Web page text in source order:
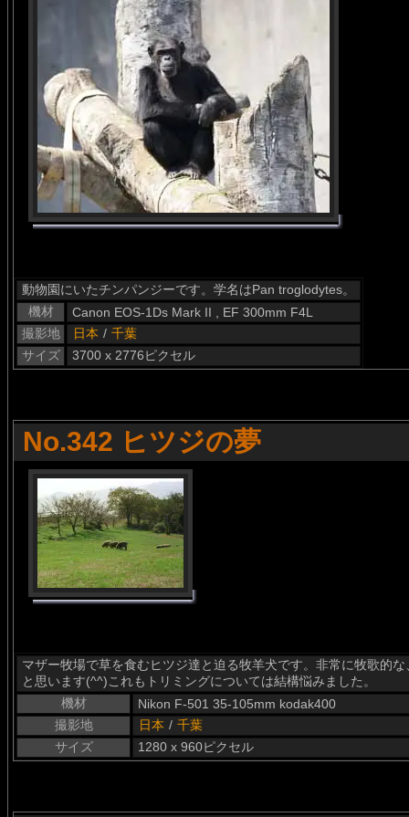
動物園にいたチンパンジーです。学名はPan troglodytes。
機材
Canon EOS-1Ds Mark II , EF 300mm F4L
撮影地
日本 / 千葉
サイズ
3700 x 2776ピクセル
No.342 ヒツジの夢
マザー牧場で草を食むヒツジ達と迫る牧羊犬です。非常に牧歌的
と思います(^^)これもトリミングについては結構悩みました。
機材
Nikon F-501 35-105mm kodak400
撮影地
日本 / 千葉
サイズ
1280 x 960ピクセル